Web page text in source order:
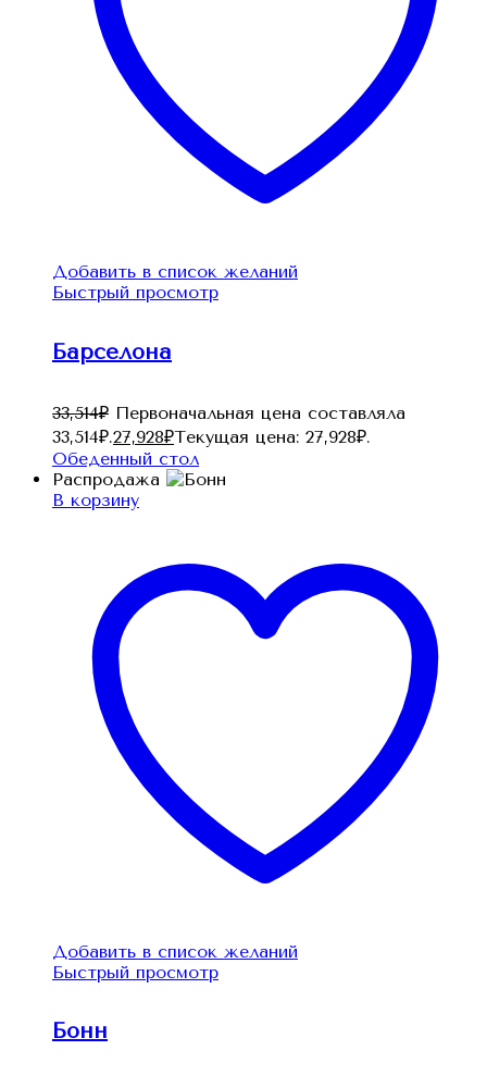
Добавить в список желаний
Быстрый просмотр
Барселона
33,514₽ Первоначальная цена составляла
33,514₽.27,928₽Текущая цена: 27,928₽.
Обеденный стол
Распродажа
В корзину
Добавить в список желаний
Быстрый просмотр
Бонн